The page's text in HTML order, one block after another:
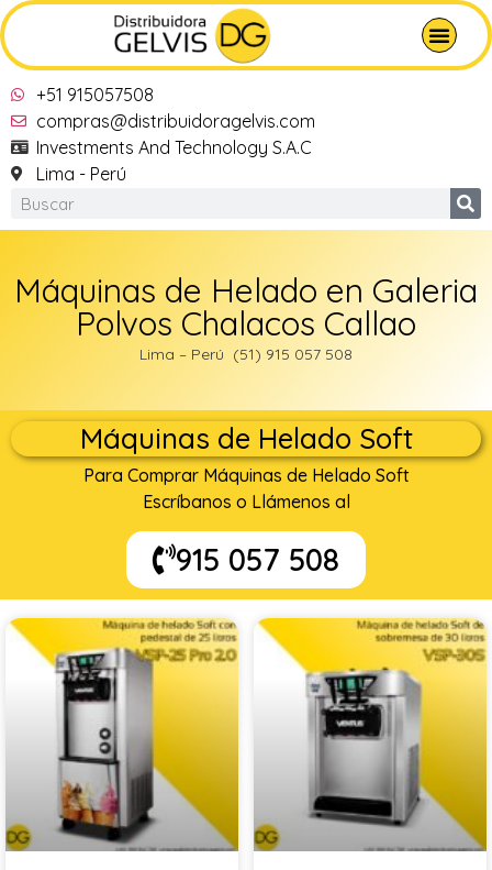
+51 915057508
compras@distribuidoragelvis.com
Investments And Technology S.A.C
Lima - Perú
Máquinas de Helado en Galeria
Polvos Chalacos Callao
Lima – Perú (51) 915 057 508
Máquinas de Helado Soft
Para Comprar Máquinas de Helado Soft
Escríbanos o Llámenos al
915 057 508